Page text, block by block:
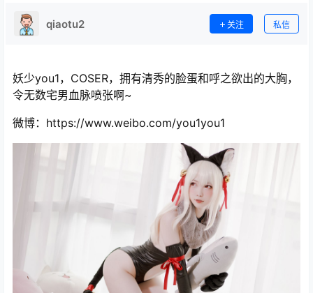
qiaotu2 关注 私信
妖少you1，COSER，拥有清秀的脸蛋和呼之欲出的大胸，
令无数宅男血脉喷张啊~
微博：https://www.weibo.com/you1you1